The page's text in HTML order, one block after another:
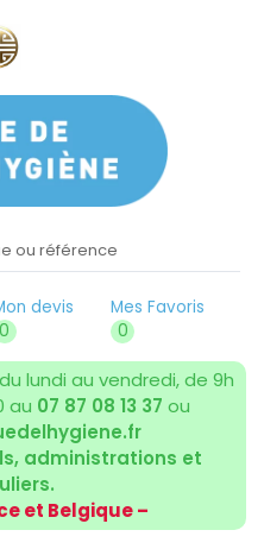
devis
0
Mes Favoris
0
lundi au vendredi, de 9h
au 07 87 08 13 37 ou
administrations et
et Belgique –